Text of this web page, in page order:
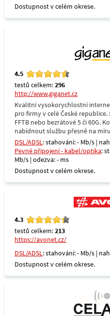
Dostupnost v celém okrese.
4.5
testů celkem:296
http://www.giganet.cz
Kvalitní vysokorychlostní
pro firmy v celé České republice.
FFTB nebo bezrátové 5 či 60G.
nabídnout službu přesně na
DSL/ADSL: stahování: - Mb/s |
Pevné připojení - kabel/optika:
Mb/s | odezva: - ms
Dostupnost v celém okrese.
4.3
testů celkem:213
https://avonet.cz/
DSL/ADSL: stahování: - Mb/s |
Dostupnost v celém okrese.